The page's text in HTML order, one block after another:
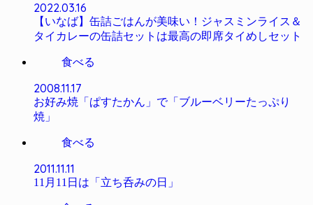
2022.03.16
【いなば】缶詰ごはんが美味い！ジャスミンライス＆
タイカレーの缶詰セットは最高の即席タイめしセット
食べる
2008.11.17
お好み焼「ぱすたかん」で「ブルーベリーたっぷり
焼」
食べる
2011.11.11
11月11日は「立ち呑みの日」